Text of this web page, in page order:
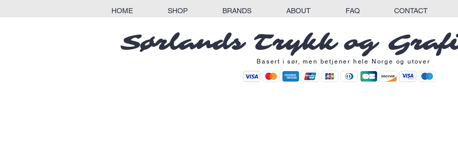
HOME SHOP BRANDS ABOUT FAQ CONTACT
Sørlands Trykk og
Basert i sør, men betjener hele Norge og utover